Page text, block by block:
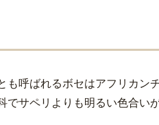
も呼ばれるボセはアフリカン
サペリよりも明るい色合い